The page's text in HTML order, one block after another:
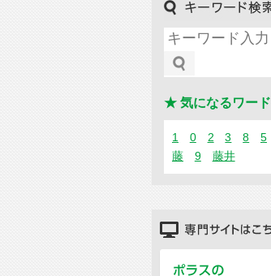
★ 気になるワード
1 0 2 3 8 5
藤
9 藤井